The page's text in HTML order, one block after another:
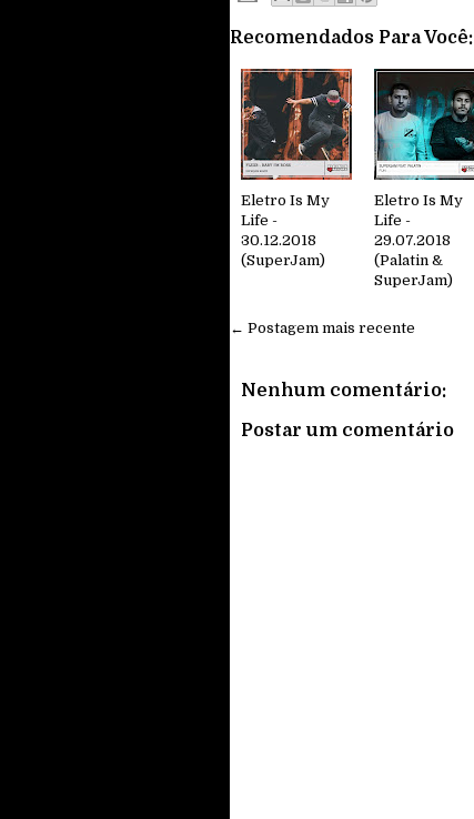
Recomendados Para Você:
Eletro Is My
Life -
30.12.2018
(SuperJam)
Eletro Is My
Life -
29.07.2018
(Palatin &
SuperJam)
← Postagem mais recente
Nenhum comentário:
Postar um comentário